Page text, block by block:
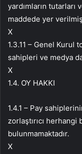
yardımların tutarları
maddede yer
X
1.3.11 – Genel Kurul
sahipleri ve medya
X
1.4. OY HAKKI
1.4.1 – Pay
zorlaştırıcı herhangi
bulunmamaktadır.
X